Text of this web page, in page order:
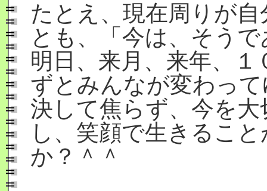
たとえ、現在周りが
とも、「今は、そう
明日、来月、来年、
ずとみんなが変わっ
決して焦らず、今を
し、笑顔で生きるこ
か？＾＾